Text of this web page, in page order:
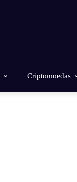
Criptomoedas